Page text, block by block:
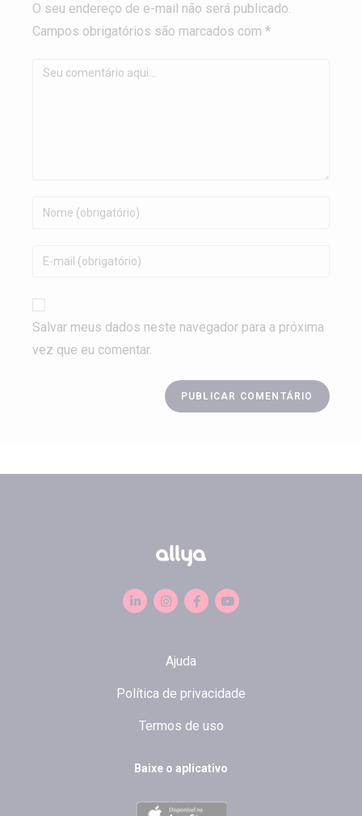
O seu endereço de e-mail não será publicado.
Campos obrigatórios são marcados com *
Salvar meus dados neste navegador para a próxima
vez que eu comentar.
Ajuda
Política de privacidade
Termos de uso
Baixe o aplicativo